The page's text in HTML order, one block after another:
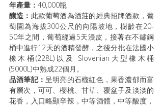
年產量： 40,000瓶
釀造： 此款葡萄酒為酒莊的經典招牌酒款，葡
萄園為海拔300公尺的向陽坡地，樹齡在20-
50年之間，葡萄經過5天浸皮，接著在不鏽鋼
桶中進行12天的酒精發酵，之後分批在法國小
橡木桶(228L)以及 Slovenian大型橡木桶
(5000L)中熟成22個月。
品酒筆記： 呈明亮的石榴紅色，果香濃郁而富
有層次，可可、櫻桃、甘草、覆盆子及淡淡的
花香，入口略顯辛辣，中等酒體，中等酸度，